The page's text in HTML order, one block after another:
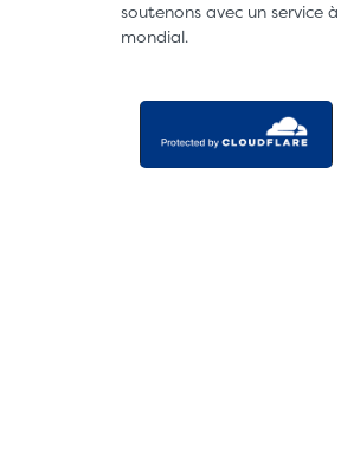
soutenons avec un service
mondial.